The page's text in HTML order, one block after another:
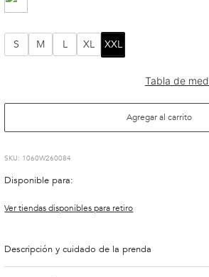
S M L XL XXL
Agregar al carrito
: 1060W260084
Disponible para:
Ver tiendas disponibles para retiro
Descripción y cuidado de la prenda